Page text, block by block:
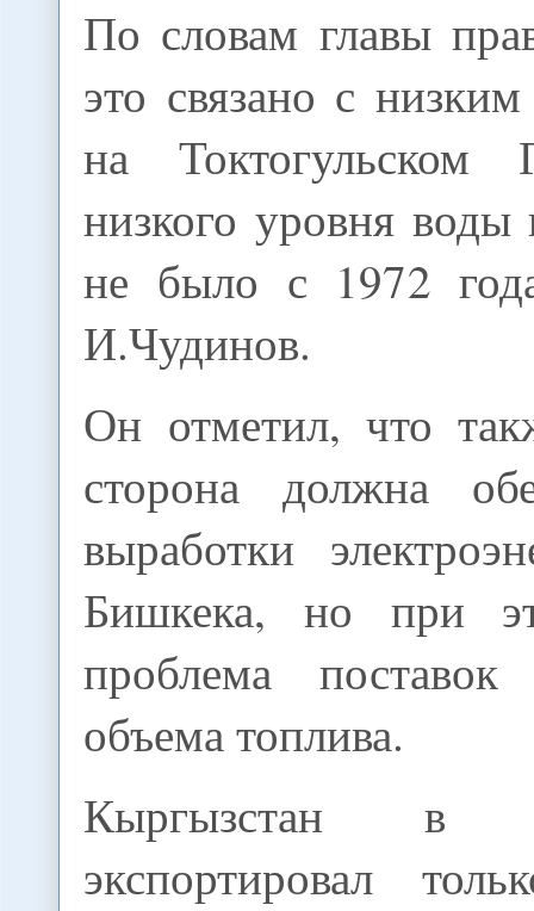
По словам главы
это связано с
на Токтогульском
низкого уровня
не было с 1972
И.Чудинов.
Он отметил, что
сторона должна
выработки
Бишкека, но при
проблема поставок
объема топлива.
Кыргызстан в
экспортировал